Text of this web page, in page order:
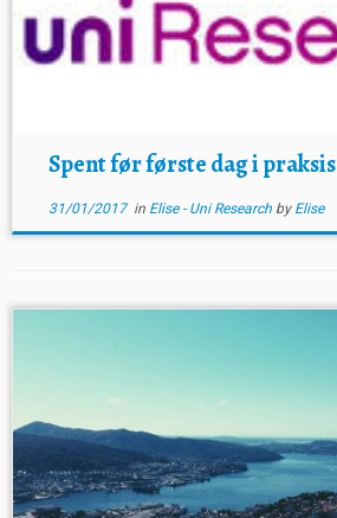
Spent før første dag i praksis
31/01/2017in Elise - Uni Research by Elise